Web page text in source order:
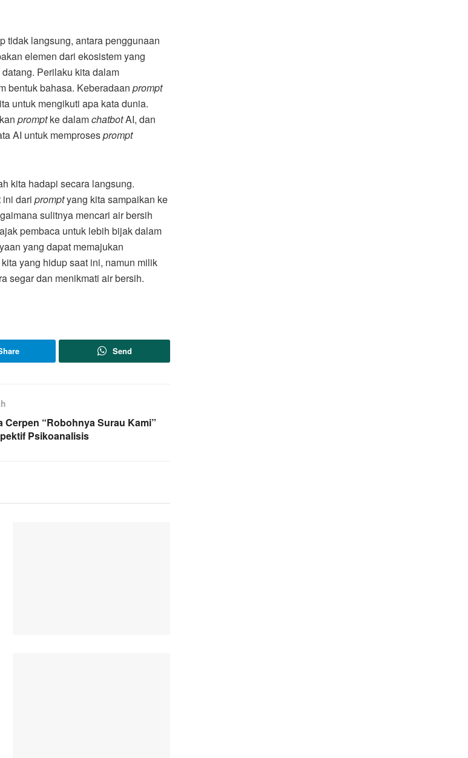
tidak langsung, antara penggunaan
elemen dari ekosistem yang
Perilaku kita dalam
bentuk bahasa. Keberadaan prompt
untuk mengikuti apa kata dunia.
promptke dalamchatbotAI, dan
AI untuk memprosesprompt
kita hadapi secara langsung.
ini dari promptyang kita sampaikan ke
sulitnya mencari air bersih
pembaca untuk lebih bijak dalam
yang dapat memajukan
yang hidup saat ini, namun milik
segar dan menikmati air bersih.
Send
Cerpen “Robohnya Surau Kami”
Psikoanalisis